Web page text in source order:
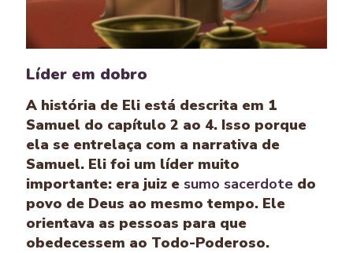
Líder em dobro
A história de Eli está descrita em 1
Samuel do capítulo 2 ao 4. Isso porque
ela se entrelaça com a narrativa de
Samuel. Eli foi um líder muito
importante: era juiz e sumo sacerdote do
povo de Deus ao mesmo tempo. Ele
orientava as pessoas para que
obedecessem ao Todo-Poderoso.